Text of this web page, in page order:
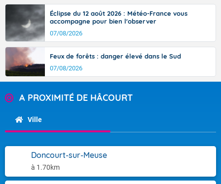
Éclipse du 12 août 2026 : Météo-France vous
accompagne pour bien l'observer
07/08/2026
Feux de forêts : danger élevé dans le Sud
07/08/2026
A PROXIMITÉ DE HÂCOURT
Ville
Doncourt-sur-Meuse
à 1.70km